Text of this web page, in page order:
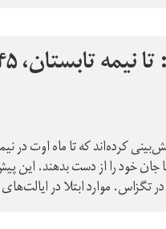
آمریکا جان خود را از دست بدهند.